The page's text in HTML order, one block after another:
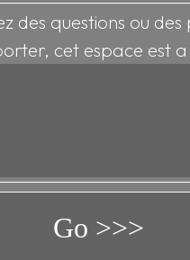
des questions ou des
cet espace est a
Go >>>